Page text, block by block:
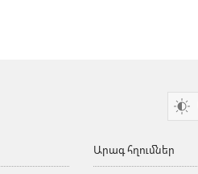
Արագ հղումներ